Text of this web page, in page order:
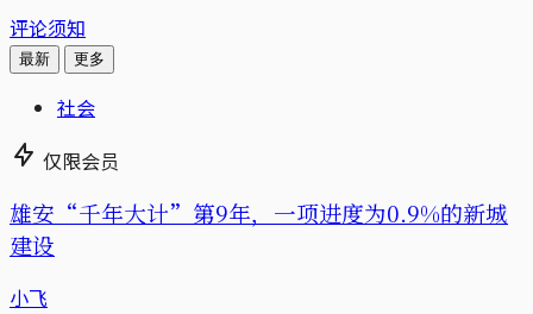
评论须知
最新 更多
社会
仅限会员
雄安“千年大计”第9年，一项进度为0.9%的新城
建设
小飞